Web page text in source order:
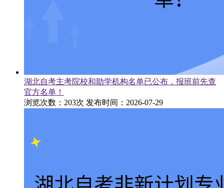
湖北自考主考院校和助学机构名单已公布，报班前先查
官方名单！
浏览次数：203次 发布时间：2026-07-29